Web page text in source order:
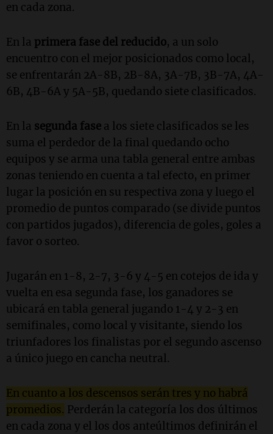
en cada zona.
En la primera fase del reducido, a un solo
encuentro con el mejor posicionados como local,
se enfrentarán 2A-8B, 2B-8A, 3A-7B, 3B-7A, 4A-
6B, 4B-6A y 5A-5B, quedando siete clasificados.
En la segunda fase a los siete clasificados se les
suma el perdedor de la final quedando ocho
equipos y se arma una tabla general entre ambas
zonas teniendo en cuenta a tal efecto, en primer
lugar la posición en su respectiva zona y luego el
promedio de puntos comparado (se divide puntos
con partidos jugados), diferencia de goles, goles a
favor o sorteo.
Jugarán en 1-8, 2-7, 3-6 y 4-5 en cotejos de ida y
vuelta en esa segunda fase, los ganadores se
ubicará en tabla general jugando 1-4 y 2-3 en
semifinales, como local y visitante, siendo los
triunfadores los finalistas por el segundo ascenso
a único juego en cancha neutral.
En cuanto a los descensos serán tres y no habrá
promedios. Perderán la categoría los dos últimos
en cada zona y el los dos anteúltimos definirán el